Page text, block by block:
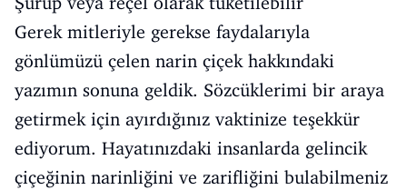
Gerek mitleriyle gerekse faydalarıyla
gönlümüzü çelen narin çiçek hakkındaki
yazımın sonuna geldik. Sözcüklerimi bir araya
getirmek için ayırdığınız vaktinize teşekkür
ediyorum. Hayatınızdaki insanlarda gelincik
çiçeğinin narinliğini ve zarifliğini bulabilmeniz